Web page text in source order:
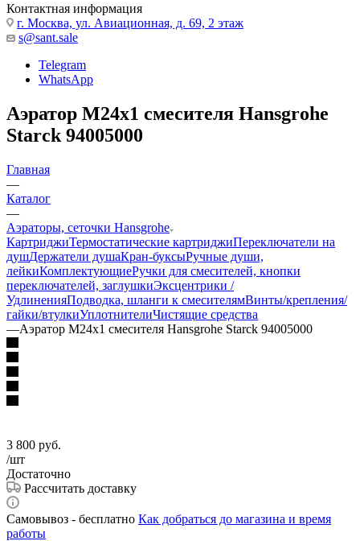
Контактная информация
г. Москва, ул. Авиационная, д. 69, 2 этаж
s@sant.sale
Telegram
WhatsApp
Аэратор M24x1 смесителя Hansgrohe
Starck 94005000
Главная
—
Каталог
—
Аэраторы, сеточки Hansgrohe
КартриджиТермостатические картриджиПереключатели на
душДержатели душаКран-буксыРучные души,
лейкиКомплектующиеРучки для смесителей, кнопки
переключателей, заглушкиЭксцентрики /
УдлиненияПодводка, шланги к смесителямВинты/крепления/
гайки/втулкиУплотнителиЧистящие средства
—Аэратор M24x1 смесителя Hansgrohe Starck 94005000
3 800 руб.
/шт
Достаточно
Рассчитать доставку
Самовывоз - бесплатно Как добраться до магазина и время
работы